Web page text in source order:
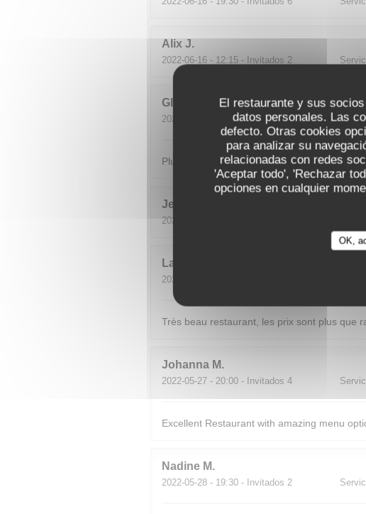
El restaurante y sus
datos personales. Las
defecto. Otras cookies
para analizar su
relacionadas con redes
'Aceptar todo', 'Rechazar
opciones en cualquier
OK,
Alix J
2022-06-16 - 12:15 - Invitados 2
GILLES
2022-06-11 - 19:15 - Invitados 2
Plus aujourd'hui. Déçu.
Jean-Loup
2022-06-11
Laure
2022-06-03
Très beau restaurant, les prix sont plus que
Johanna M
2022-05-27 - 20:00 - Invitados 4
Excellent Restaurant with amazing menu
Nadine M
2022-05-28 - 19:30 - Invitados 2